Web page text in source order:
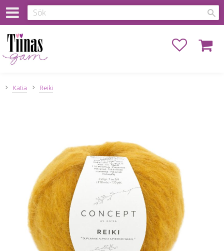
Favoriter
Katia Reiki